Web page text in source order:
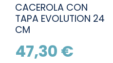
CACEROLA CON
TAPA EVOLUTION 24
CM
47,30 €